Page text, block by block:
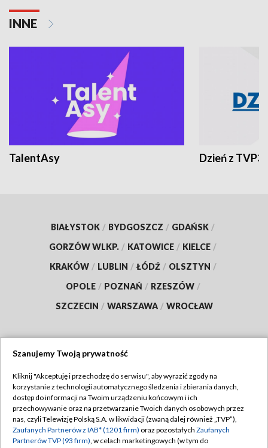
INNE
TalentAsy Dzień z TVP3
BIAŁYSTOK / BYDGOSZCZ / GDAŃSK /
GORZÓW WLKP. / KATOWICE / KIELCE /
KRAKÓW / LUBLIN / ŁÓDŹ / OLSZTYN /
OPOLE / POZNAŃ / RZESZÓW /
SZCZECIN / WARSZAWA / WROCŁAW
TVP
Abonament TVP
Emisja w TVP
Regulamin TVP
Polityka prywatności
Szanujemy Twoją prywatność
Kliknij "Akceptuję i przechodzę do serwisu", aby wyrazić zgody na
korzystanie z technologii automatycznego śledzenia i zbierania danych,
dostęp do informacji na Twoim urządzeniu końcowym i ich
przechowywanie oraz na przetwarzanie Twoich danych osobowych przez
nas, czyli Telewizję Polską S.A. w likwidacji (zwaną dalej również „TVP”),
Zaufanych Partnerów z IAB* (1201 firm) oraz pozostałych Zaufanych
Partnerów TVP (93 firm), w celach marketingowych (w tym do